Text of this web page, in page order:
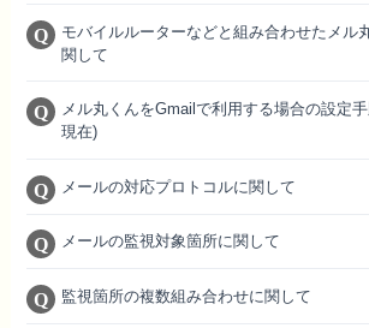
モバイルルーターなどと組み合わせたメル
関して
メル丸くんをGmailで利用する場合の設定
現在)
メールの対応プロトコルに関して
メールの監視対象箇所に関して
監視箇所の複数組み合わせに関して